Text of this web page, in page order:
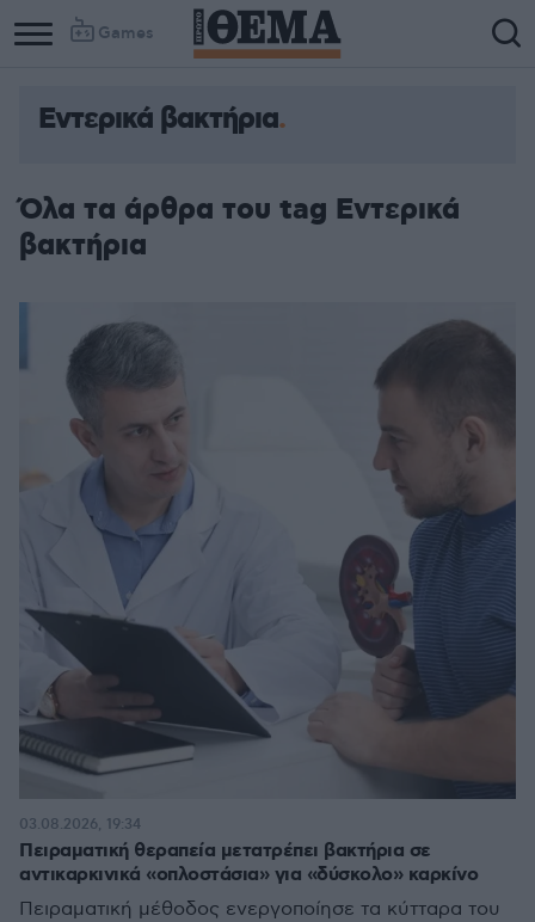
Games
Column
Column
Εντερικά βακτήρια
Όλα τα άρθρα του tag Εντερικά
βακτήρια
Πειραματική θεραπεία μετατρέπει βακτήρια σε
αντικαρκινικά «οπλοστάσια» για «δύσκολο» καρκίνο
Πειραματική μέθοδος ενεργοποίησε τα κύτταρα του
03.08.2026, 19:34